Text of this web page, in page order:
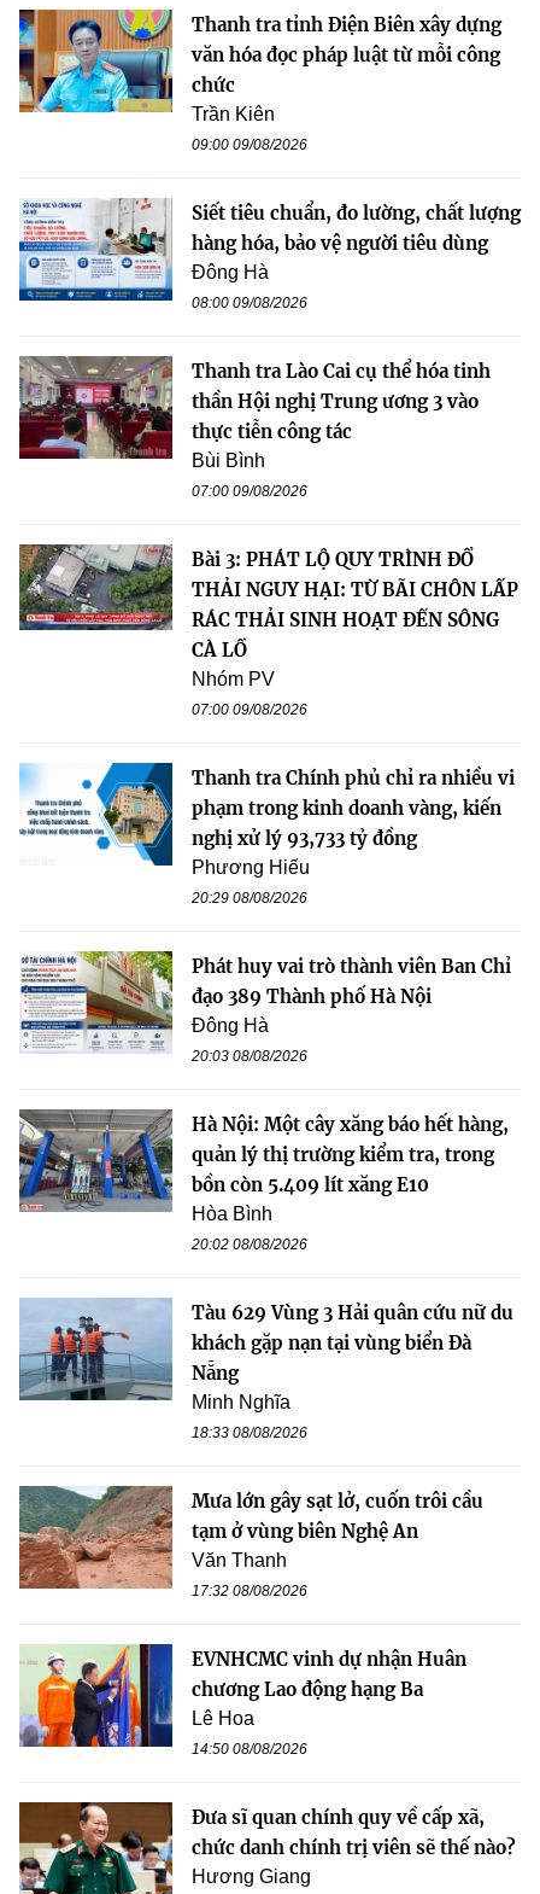
Thanh tra tỉnh Điện Biên xây dựng
văn hóa đọc pháp luật từ mỗi công
chức
Trần Kiên
09:00 09/08/2026
Siết tiêu chuẩn, đo lường, chất lượng
hàng hóa, bảo vệ người tiêu dùng
Đông Hà
08:00 09/08/2026
Thanh tra Lào Cai cụ thể hóa tinh
thần Hội nghị Trung ương 3 vào
thực tiễn công tác
Bùi Bình
07:00 09/08/2026
Bài 3: PHÁT LỘ QUY TRÌNH ĐỔ
THẢI NGUY HẠI: TỪ BÃI CHÔN LẤP
RÁC THẢI SINH HOẠT ĐẾN SÔNG
CÀ LỒ
Nhóm PV
07:00 09/08/2026
Thanh tra Chính phủ chỉ ra nhiều vi
phạm trong kinh doanh vàng, kiến
nghị xử lý 93,733 tỷ đồng
Phương Hiếu
20:29 08/08/2026
Phát huy vai trò thành viên Ban Chỉ
đạo 389 Thành phố Hà Nội
Đông Hà
20:03 08/08/2026
Hà Nội: Một cây xăng báo hết hàng,
quản lý thị trường kiểm tra, trong
bồn còn 5.409 lít xăng E10
Hòa Bình
20:02 08/08/2026
Tàu 629 Vùng 3 Hải quân cứu nữ du
khách gặp nạn tại vùng biển Đà
Nẵng
Minh Nghĩa
18:33 08/08/2026
Mưa lớn gây sạt lở, cuốn trôi cầu
tạm ở vùng biên Nghệ An
Văn Thanh
17:32 08/08/2026
EVNHCMC vinh dự nhận Huân
chương Lao động hạng Ba
Lê Hoa
14:50 08/08/2026
Đưa sĩ quan chính quy về cấp xã,
chức danh chính trị viên sẽ thế nào?
Hương Giang